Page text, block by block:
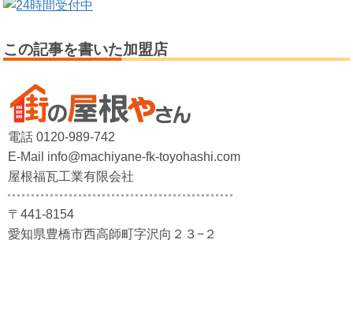
この記事を書いた加盟店
電話 0120-989-742
E-Mail info@machiyane-fk-toyohashi.com
屋根福瓦工業有限会社
〒441-8154
愛知県豊橋市西高師町字沢向２３−２